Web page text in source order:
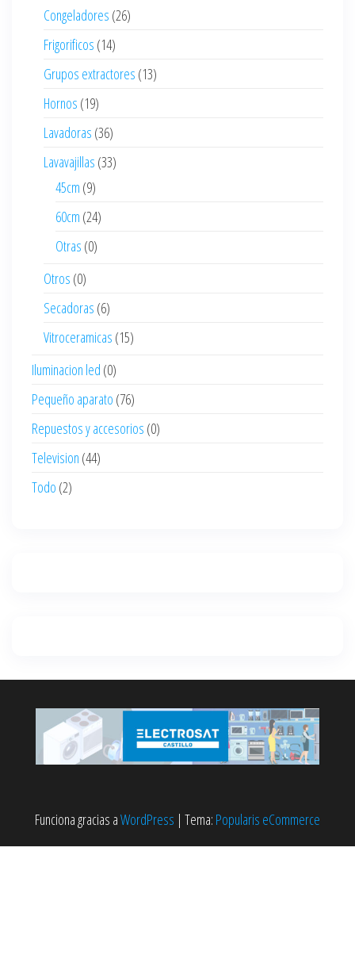
Congeladores (26)
Frigorificos (14)
Grupos extractores (13)
Hornos (19)
Lavadoras (36)
Lavavajillas (33)
45cm (9)
60cm (24)
Otras (0)
Otros (0)
Secadoras (6)
Vitroceramicas (15)
Iluminacion led (0)
Pequeño aparato (76)
Repuestos y accesorios (0)
Television (44)
Todo (2)
Funciona gracias aWordPress | Tema: Popularis eCommerce